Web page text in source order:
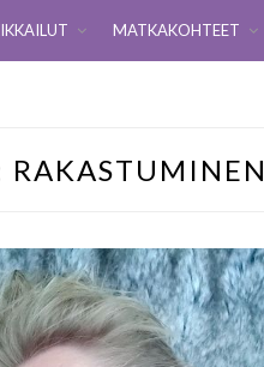
MATKAKOHTEET
RAKASTUMINEN